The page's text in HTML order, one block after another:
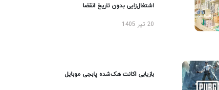
اشتغال‌زایی بدون تاریخ انقضا
20 تیر 1405
بازیابی اکانت هک‌شده پابجی موبایل